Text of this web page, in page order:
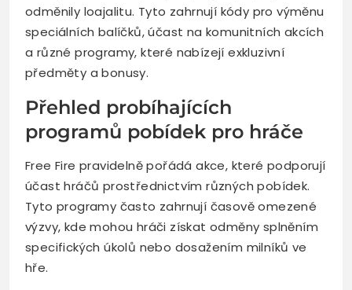
odměnily loajalitu. Tyto zahrnují kódy pro výměnu
speciálních balíčků, účast na komunitních akcích
a různé programy, které nabízejí exkluzivní
předměty a bonusy.
Přehled probíhajících
programů pobídek pro hráče
Free Fire pravidelně pořádá akce, které podporují
účast hráčů prostřednictvím různých pobídek.
Tyto programy často zahrnují časově omezené
výzvy, kde mohou hráči získat odměny splněním
specifických úkolů nebo dosažením milníků ve
hře.